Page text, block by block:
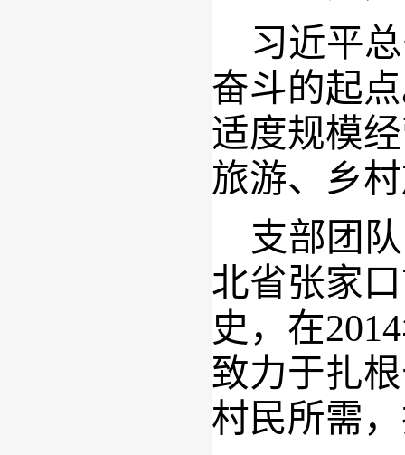
习近平
奋斗的起
适度规模
旅游、乡
支部团
北省张家
史，在2014
致力于扎根
村民所需